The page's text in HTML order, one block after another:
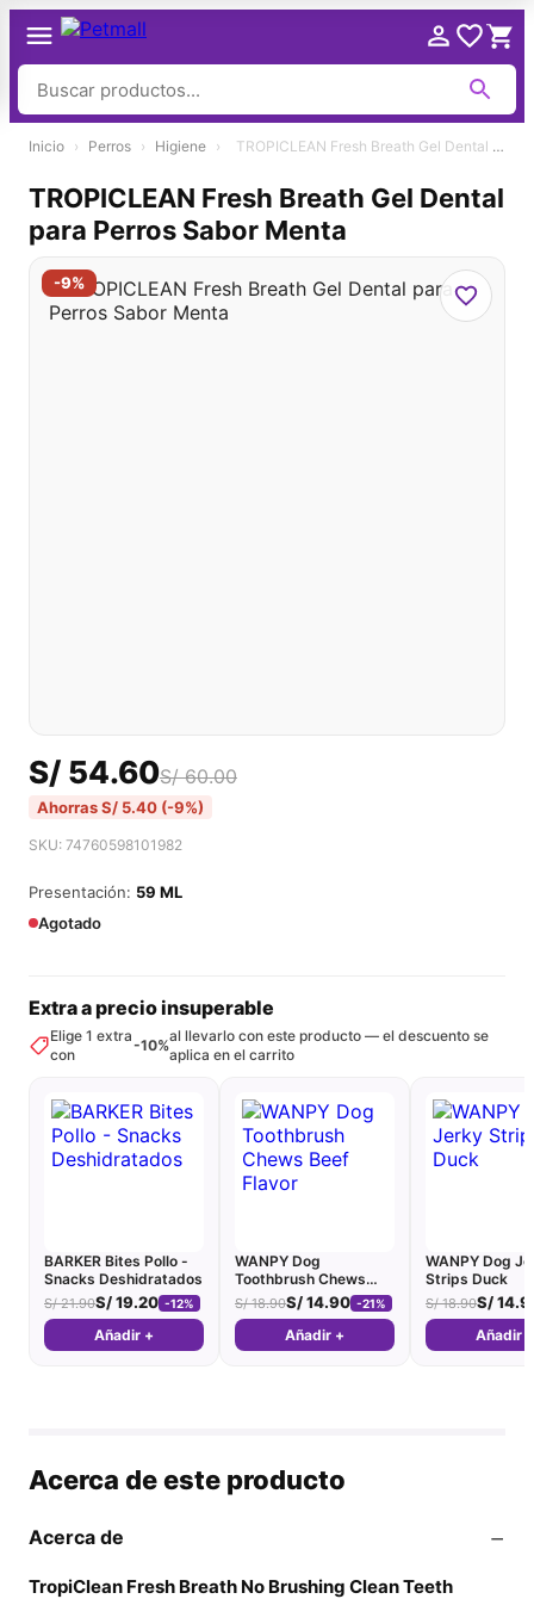
contenido
Inicio › Perros › Higiene › TROPICLEAN Fresh Breath Gel Dental para Perros Sabor Menta
-9%
TROPICLEAN Fresh Breath Gel Dental
para Perros Sabor Menta
S/ 54.60S/60.00
AhorrasS/ 5.40 (-9%)
SKU: 74760598101982
Presentación: 59 ML
Agotado
Extra a precio insuperable
Elige 1 extra
con
-10%
al llevarlo con este producto — el descuento se
aplica en el carrito
BARKER Bites Pollo -
Snacks Deshidratados
S/21.90S/19.20 -12%
Añadir +
WANPY Dog
Toothbrush Chews
Beef Flavor
S/18.90S/14.90 -21%
Añadir +
WANPY Dog
Strips Duck
S/18.90S/
Añadir +
Acerca de este producto
Acerca de −
TropiClean Fresh Breath No Brushing Clean Teeth